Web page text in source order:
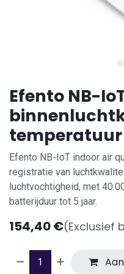
Efento NB-
Efento NB-IoT indoor air
registratie van
luchtvochtigheid, met
batterijduur tot 5 jaar.
154,40€(Exclusief